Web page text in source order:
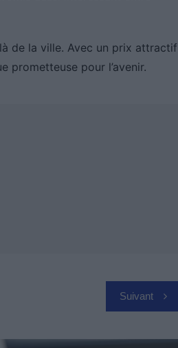
de la ville. Avec un prix attractif
prometteuse pour l’avenir.
Suivant